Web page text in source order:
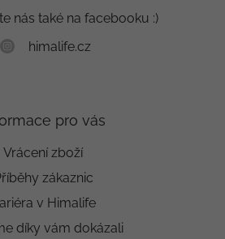
nás také na facebooku :)
himalife.cz
pro vás
Vrácení zboží
zákaznic
v Himalife
díky vám dokázali